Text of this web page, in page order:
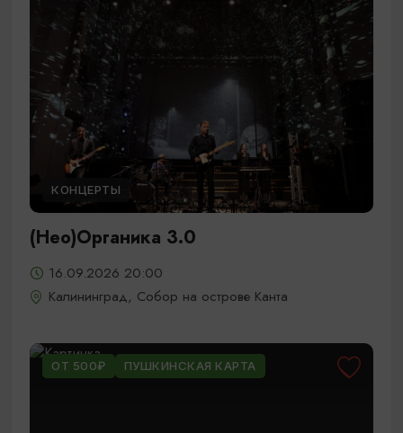
КОНЦЕРТЫ
(Нео)Органика 3.0
16.09.2026 20:00
Калининград, Собор на острове Канта
ОТ 500₽ ПУШКИНСКАЯ КАРТА